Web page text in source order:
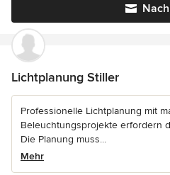
Lichtplanung Stiller
Professionelle Lichtplanung mit
Beleuchtungsprojekte erfordern
Die Planung muss...
Mehr